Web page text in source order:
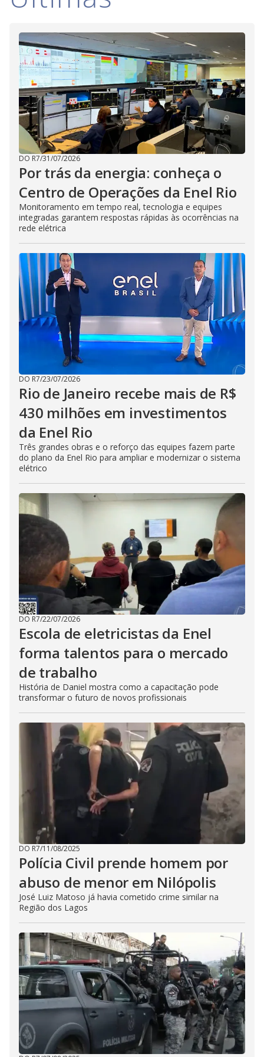
i
d
e
o
DO R7/31/07/2026
Por trás da energia: conheça o
Centro de Operações da Enel Rio
Monitoramento em tempo real, tecnologia e equipes
integradas garantem respostas rápidas às ocorrências na
rede elétrica
DO R7/23/07/2026
Rio de Janeiro recebe mais de R$
430 milhões em investimentos
da Enel Rio
Três grandes obras e o reforço das equipes fazem parte
do plano da Enel Rio para ampliar e modernizar o sistema
elétrico
DO R7/22/07/2026
Escola de eletricistas da Enel
forma talentos para o mercado
de trabalho
História de Daniel mostra como a capacitação pode
transformar o futuro de novos profissionais
DO R7/11/08/2025
Polícia Civil prende homem por
abuso de menor em Nilópolis
José Luiz Matoso já havia cometido crime similar na
Região dos Lagos